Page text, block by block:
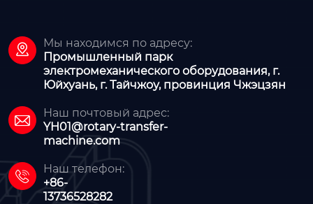

Мы находимся по адресу:
Промышленный парк
электромеханического оборудования, г.
Юйхуань, г. Тайчжоу, провинция Чжэцзян

Наш почтовый адрес:
YH01@rotary-transfer-
machine.com

Наш телефон:
+86-
13736528282